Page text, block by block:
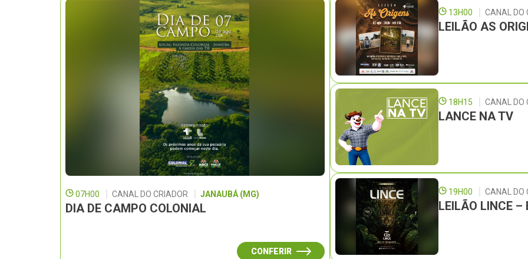
07H00 CANAL DO CRIADOR JANAUBÁ (MG)
DIA DE CAMPO COLONIAL
CONFERIR
13H00 CANAL DO
LEILÃO AS
18H15 CANAL DO
LANCE NA TV
19H00 CANAL DO
LEILÃO LINCE –